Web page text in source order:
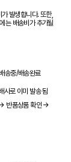
발생합니다. 또한,
는 배송비가 추가될
송중/배송완료
사로 이미 발송 됨
반품상품 확인 →